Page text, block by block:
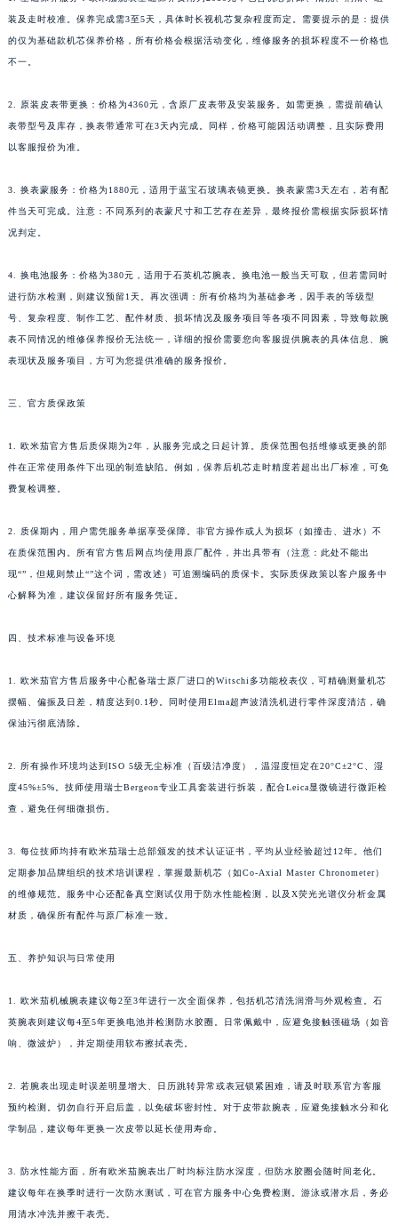
装及走时校准。保养完成需3至5天，具体时长视机芯复杂程度而定。需要提示的是：提供
的仅为基础款机芯保养价格，所有价格会根据活动变化，维修服务的损坏程度不一价格也
不一。
2. 原装皮表带更换：价格为4360元，含原厂皮表带及安装服务。如需更换，需提前确认
表带型号及库存，换表带通常可在3天内完成。同样，价格可能因活动调整，且实际费用
以客服报价为准。
3. 换表蒙服务：价格为1880元，适用于蓝宝石玻璃表镜更换。换表蒙需3天左右，若有配
件当天可完成。注意：不同系列的表蒙尺寸和工艺存在差异，最终报价需根据实际损坏情
况判定。
4. 换电池服务：价格为380元，适用于石英机芯腕表。换电池一般当天可取，但若需同时
进行防水检测，则建议预留1天。再次强调：所有价格均为基础参考，因手表的等级型
号、复杂程度、制作工艺、配件材质、损坏情况及服务项目等各项不同因素，导致每款腕
表不同情况的维修保养报价无法统一，详细的报价需要您向客服提供腕表的具体信息、腕
表现状及服务项目，方可为您提供准确的服务报价。
三、官方质保政策
1. 欧米茄官方售后质保期为2年，从服务完成之日起计算。质保范围包括维修或更换的部
件在正常使用条件下出现的制造缺陷。例如，保养后机芯走时精度若超出出厂标准，可免
费复检调整。
2. 质保期内，用户需凭服务单据享受保障。非官方操作或人为损坏（如撞击、进水）不
在质保范围内。所有官方售后网点均使用原厂配件，并出具带有（注意：此处不能出
现“”，但规则禁止“”这个词，需改述）可追溯编码的质保卡。实际质保政策以客户服务中
心解释为准，建议保留好所有服务凭证。
四、技术标准与设备环境
1. 欧米茄官方售后服务中心配备瑞士原厂进口的Witschi多功能校表仪，可精确测量机芯
摆幅、偏振及日差，精度达到0.1秒。同时使用Elma超声波清洗机进行零件深度清洁，确
保油污彻底清除。
2. 所有操作环境均达到ISO 5级无尘标准（百级洁净度），温湿度恒定在20°C±2°C、湿
度45%±5%。技师使用瑞士Bergeon专业工具套装进行拆装，配合Leica显微镜进行微距检
查，避免任何细微损伤。
3. 每位技师均持有欧米茄瑞士总部颁发的技术认证证书，平均从业经验超过12年。他们
定期参加品牌组织的技术培训课程，掌握最新机芯（如Co-Axial Master Chronometer）
的维修规范。服务中心还配备真空测试仪用于防水性能检测，以及X荧光光谱仪分析金属
材质，确保所有配件与原厂标准一致。
五、养护知识与日常使用
1. 欧米茄机械腕表建议每2至3年进行一次全面保养，包括机芯清洗润滑与外观检查。石
英腕表则建议每4至5年更换电池并检测防水胶圈。日常佩戴中，应避免接触强磁场（如音
响、微波炉），并定期使用软布擦拭表壳。
2. 若腕表出现走时误差明显增大、日历跳转异常或表冠锁紧困难，请及时联系官方客服
预约检测。切勿自行开启后盖，以免破坏密封性。对于皮带款腕表，应避免接触水分和化
学制品，建议每年更换一次皮带以延长使用寿命。
3. 防水性能方面，所有欧米茄腕表出厂时均标注防水深度，但防水胶圈会随时间老化。
建议每年在换季时进行一次防水测试，可在官方服务中心免费检测。游泳或潜水后，务必
用清水冲洗并擦干表壳。